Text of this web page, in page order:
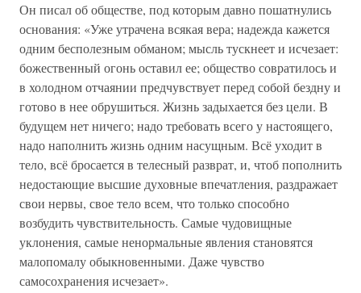
Он писал об обществе, под которым давно пошатнулись
основания: «Уже утрачена всякая вера; надежда кажется
одним бесполезным обманом; мысль тускнеет и исчезает:
божественный огонь оставил ее; общество совратилось и
в холодном отчаянии предчувствует перед собой бездну и
готово в нее обрушиться. Жизнь задыхается без цели. В
будущем нет ничего; надо требовать всего у настоящего,
надо наполнить жизнь одним насущным. Всё уходит в
тело, всё бросается в телесный разврат, и, чтоб пополнить
недостающие высшие духовные впечатления, раздражает
свои нервы, свое тело всем, что только способно
возбудить чувствительность. Самые чудовищные
уклонения, самые ненормальные явления становятся
малопомалу обыкновенными. Даже чувство
самосохранения исчезает».